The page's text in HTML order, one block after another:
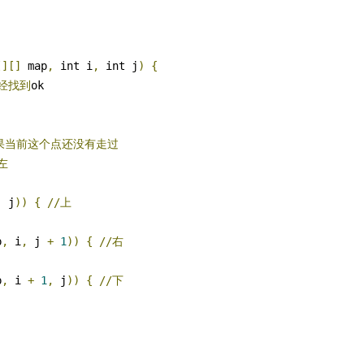
map, int i , int j )
{
找到 ok
前这个点还没有走过
j )) { //上
, i , j + 1 )) { //右
, i + 1 , j )) { //下